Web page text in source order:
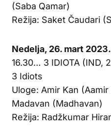
(Saba Qamar)
Režija: Saket Čaudari
Nedelja, 26. mart 2023.
16.30… 3 IDIOTA (IND,
3 Idiots
Uloge: Amir Kan (Aamir
Madavan (Madhavan)
Režija: Radžkumar